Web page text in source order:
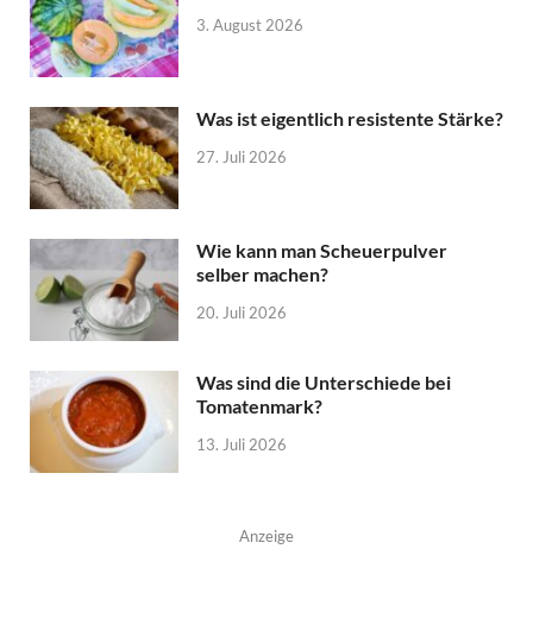
3. August 2026
Was ist eigentlich resistente Stärke?
27. Juli 2026
Wie kann man Scheuerpulver
selber machen?
20. Juli 2026
Was sind die Unterschiede bei
Tomatenmark?
13. Juli 2026
Anzeige